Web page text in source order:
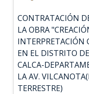
CONTRATACIÓN
LA OBRA
INTERPRETACIÓN
EN EL DISTRITO
CALCA-
LA AV.
TERRESTRE)